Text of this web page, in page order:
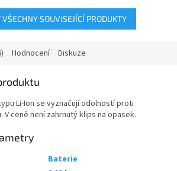
SOUVISEJÍCÍ PRODUKTY
Hodnocení Diskuze
Li-Ion se vyznačují odolností proti
ceně není zahrnutý klips na opasek.
Baterie